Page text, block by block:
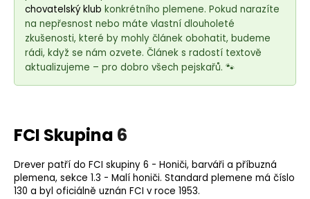
chovatelský klub konkrétního plemene. Pokud narazíte
na nepřesnost nebo máte vlastní dlouholeté
zkušenosti, které by mohly článek obohatit, budeme
rádi, když se nám ozvete. Článek s radostí textově
aktualizujeme – pro dobro všech pejskařů. 🐾
FCI Skupina 6
Drever patří do FCI skupiny 6 - Honiči, barváři a příbuzná
plemena, sekce 1.3 - Malí honiči. Standard plemene má číslo
130 a byl oficiálně uznán FCI v roce 1953.
a
t
?